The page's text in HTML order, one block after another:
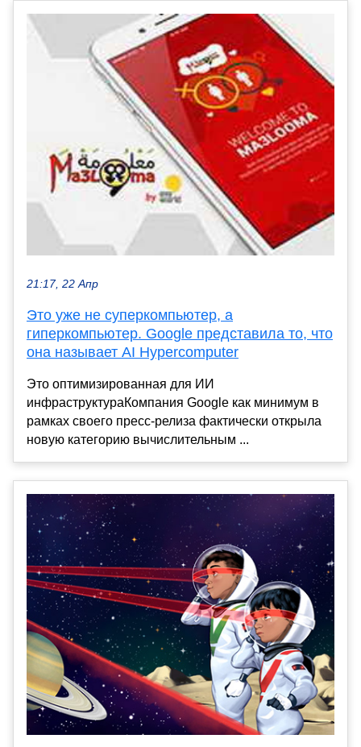
21:17, 22 Апр
Это уже не суперкомпьютер, а
гиперкомпьютер. Google представила то, что
она называет AI Hypercomputer
Это оптимизированная для ИИ
инфраструктураКомпания Google как минимум в
рамках своего пресс-релиза фактически открыла
новую категорию вычислительным ...